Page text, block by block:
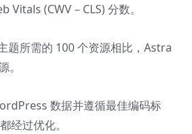
Vitals (CWV – CLS) 分数。
题所需的 100 个资源相比，Astra
。
数据并遵循最佳编码标
经过优化。